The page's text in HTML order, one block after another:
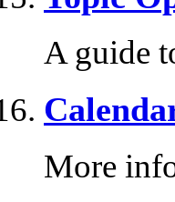
A guide
More